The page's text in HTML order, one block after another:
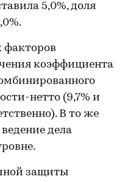
5,0%, доля
факторов
коэффициента
нетто (9,7% и
В то же
дела
защиты